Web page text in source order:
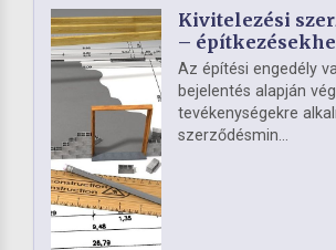
Kivitelezési
–
Az építési engedély
bejelentés alapján
tevékenységekre
szerződésmin...